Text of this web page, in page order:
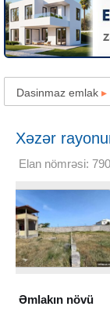
Dasinmaz emlak ▸
Xəzər
140 m²
Elan nömrəsi:
Əmlakın növü